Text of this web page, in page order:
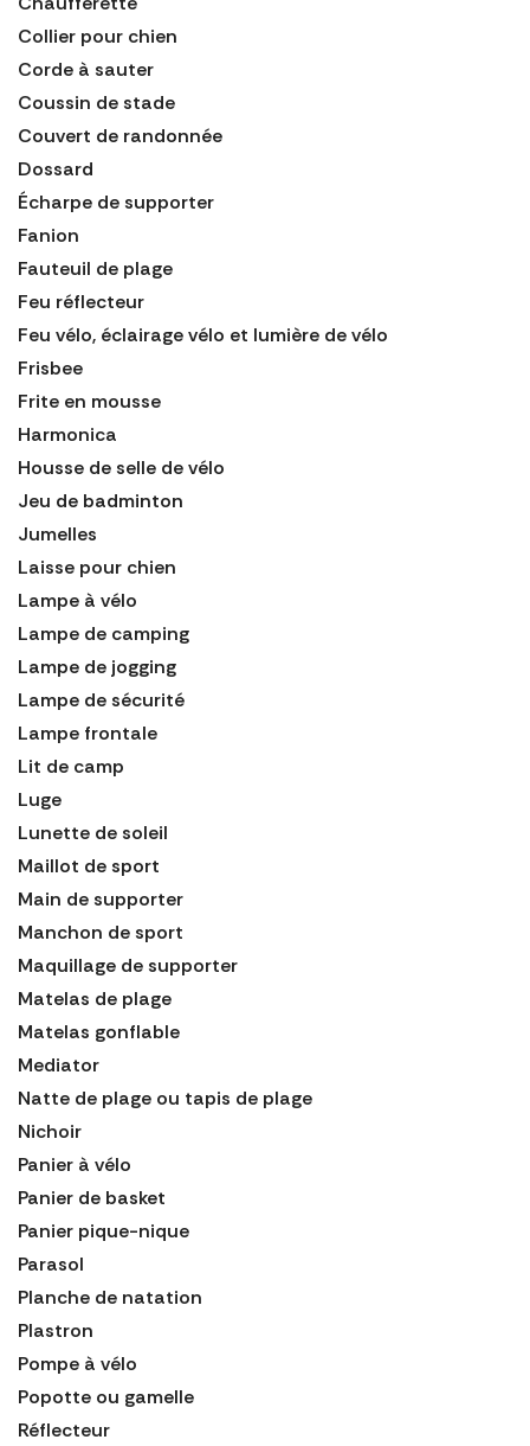
Collier pour chien
Corde à sauter
Coussin de stade
Couvert de randonnée
Dossard
Écharpe de supporter
Fanion
Fauteuil de plage
Feu réflecteur
Feu vélo, éclairage vélo et lumière de vélo
Frisbee
Frite en mousse
Harmonica
Housse de selle de vélo
Jeu de badminton
Jumelles
Laisse pour chien
Lampe à vélo
Lampe de camping
Lampe de jogging
Lampe de sécurité
Lampe frontale
Lit de camp
Luge
Lunette de soleil
Maillot de sport
Main de supporter
Manchon de sport
Maquillage de supporter
Matelas de plage
Matelas gonflable
Mediator
Natte de plage ou tapis de plage
Nichoir
Panier à vélo
Panier de basket
Panier pique-nique
Parasol
Planche de natation
Plastron
Pompe à vélo
Popotte ou gamelle
Réflecteur